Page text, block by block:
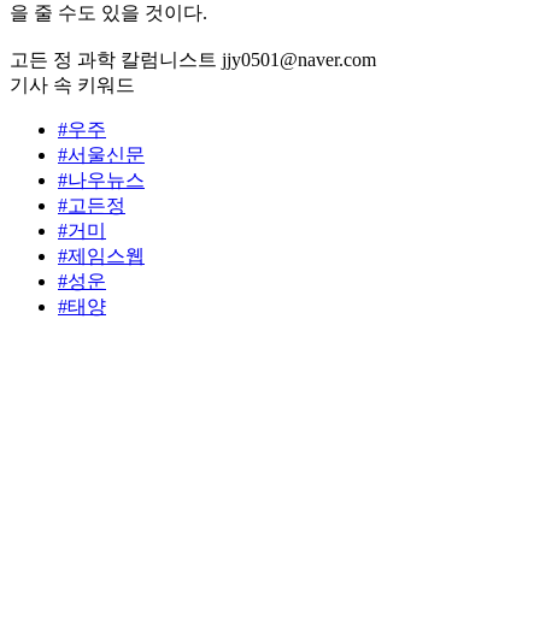
을 줄 수도 있을 것이다.
고든 정 과학 칼럼니스트 jjy0501@naver.com
기사 속 키워드
#우주
#서울신문
#나우뉴스
#고든정
#거미
#제임스웹
#성운
#태양